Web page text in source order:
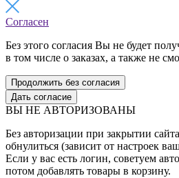
Согласен
Без этого согласия Вы не будет
в том числе о заказах, а также не
Продолжить без согласия
Дать согласие
ВЫ НЕ АВТОРИЗОВАНЫ
Без авторизации при закрытии
обнулиться (зависит от настроек
Если у вас есть логин, советуем
потом добавлять товары в корзину.